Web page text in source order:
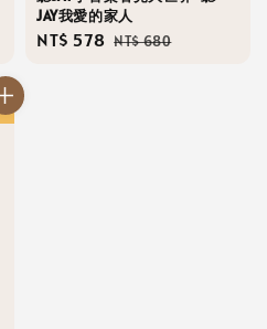
JAY我愛的家人
Sale
NT$ 578 Regular
NT$ 680